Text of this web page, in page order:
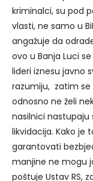
kriminalci, su pod
vlasti, ne samo u
angažuje da
ovo u Banja Luci
lideri iznesu javno
razumiju, zatim se
odnosno ne želi
nasilnici
likvidacija. Kako je
garantovati
manjine ne mogu
poštuje Ustav RS,